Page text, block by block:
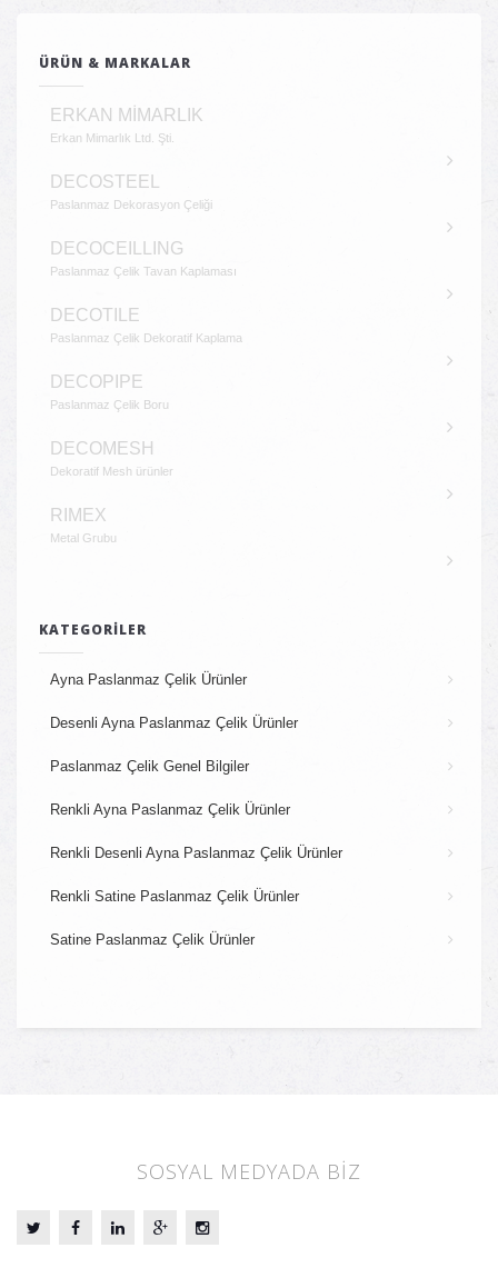
Gönderi Navigasyonu
ÜRÜN & MARKALAR
ERKAN MİMARLIK
Erkan Mimarlık Ltd. Şti.
DECOSTEEL
Paslanmaz Dekorasyon Çeliği
DECOCEILLING
Paslanmaz Çelik Tavan Kaplaması
DECOTILE
Paslanmaz Çelik Dekoratif Kaplama
DECOPIPE
Paslanmaz Çelik Boru
DECOMESH
Dekoratif Mesh ürünler
RIMEX
Metal Grubu
KATEGORILER
Ayna Paslanmaz Çelik Ürünler
Desenli Ayna Paslanmaz Çelik Ürünler
Paslanmaz Çelik Genel Bilgiler
Renkli Ayna Paslanmaz Çelik Ürünler
Renkli Desenli Ayna Paslanmaz Çelik Ürünler
Renkli Satine Paslanmaz Çelik Ürünler
Satine Paslanmaz Çelik Ürünler
SOSYAL MEDYADA BİZ